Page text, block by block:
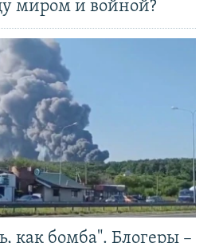
миром и войной?
как бомба". Блогеры –